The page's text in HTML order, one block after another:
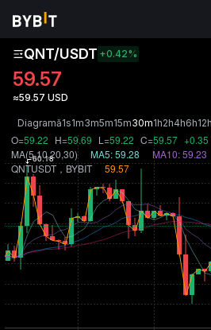
QNT/USDT +0.42%
59.57
≈59.57 USD
Diagramă1s1m3m5m15m30m1h2h4h6h12h